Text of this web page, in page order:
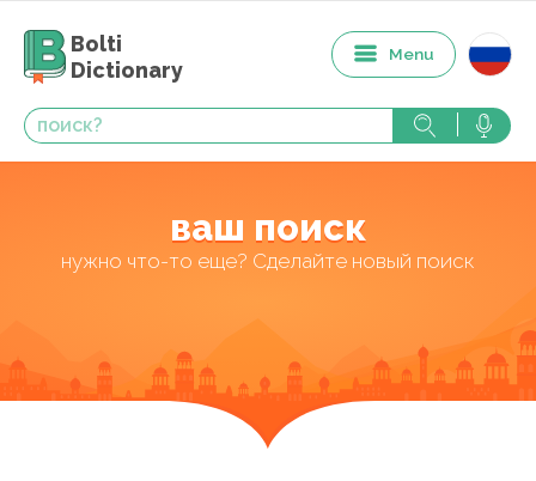
Bolti
Dictionary
Menu
ваш поиск
нужно что-то еще? Сделайте новый поиск